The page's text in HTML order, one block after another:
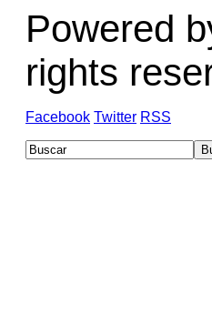
Powered
rights
Facebook Twitter RSS